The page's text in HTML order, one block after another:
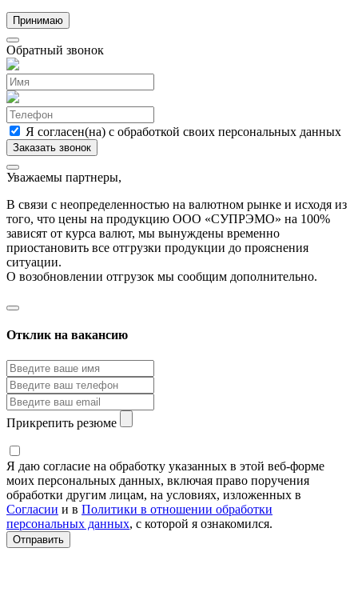
Принимаю
Обратный звонок
Я согласен(на) с обработкой своих персональных данных
Уважаемы партнеры,
В связи с неопределенностью на валютном рынке и исходя из
того, что цены на продукцию ООО «СУПРЭМО» на 100%
зависят от курса валют, мы вынуждены временно
приостановить все отгрузки продукции до прояснения
ситуации.
О возобновлении отгрузок мы сообщим дополнительно.
Отклик на вакансию
Прикрепить резюме
Я даю согласие на обработку указанных в этой веб-форме
моих персональных данных, включая право поручения
обработки другим лицам, на условиях, изложенных в
Согласии и в Политики в отношении обработки
персональных данных, с которой я ознакомился.